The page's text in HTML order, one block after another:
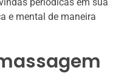
e mental de maneira